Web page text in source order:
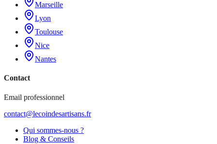
Marseille
Lyon
Toulouse
Nice
Nantes
Contact
Email professionnel
contact@lecoindesartisans.fr
Qui sommes-nous ?
Blog & Conseils